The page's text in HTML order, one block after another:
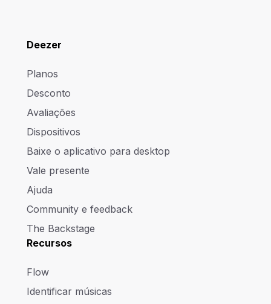
Deezer
Planos
Desconto
Avaliações
Dispositivos
Baixe o aplicativo para desktop
Vale presente
Ajuda
Community e feedback
The Backstage
Recursos
Flow
Identificar músicas